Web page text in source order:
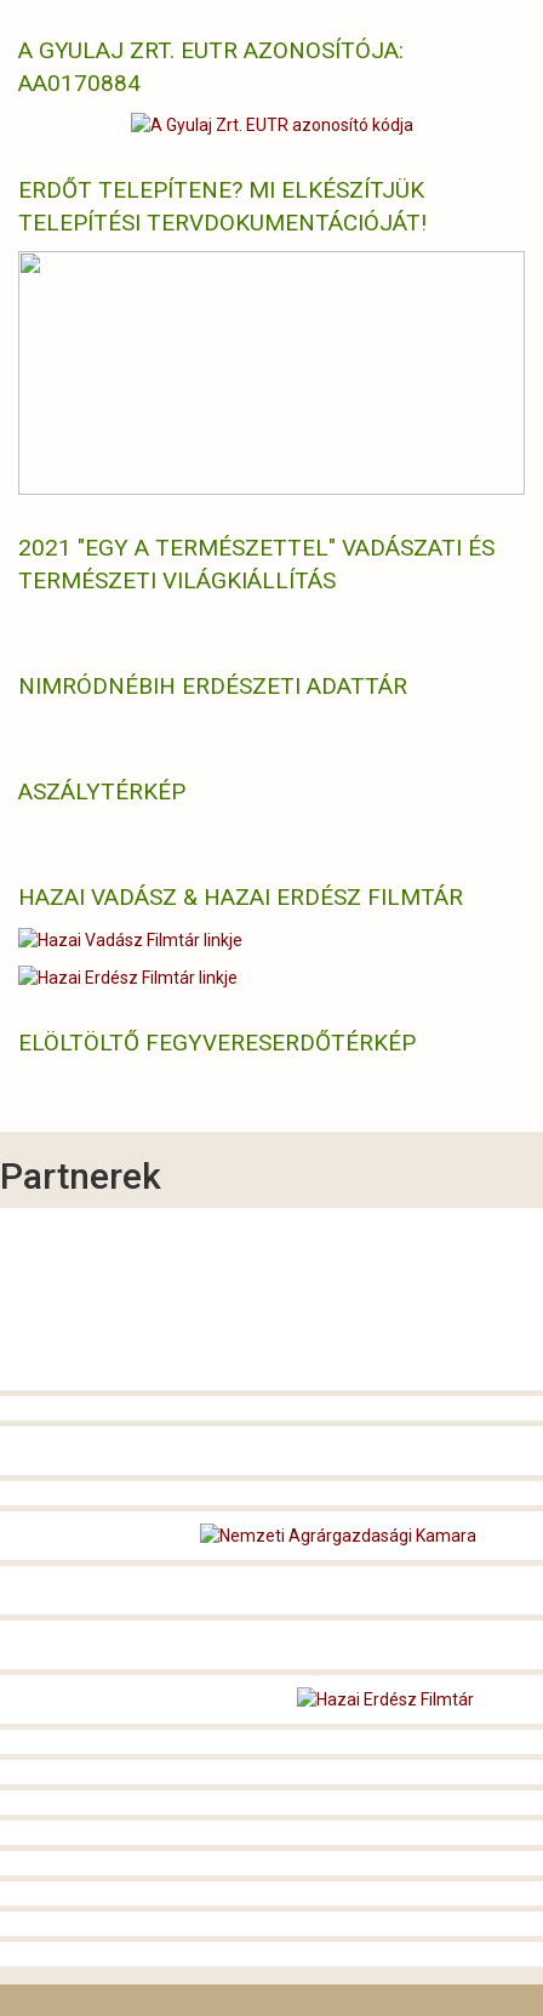
A GYULAJ ZRT. EUTR AZONOSÍTÓJA:
AA0170884
ERDŐT TELEPÍTENE? MI ELKÉSZÍTJÜK
TELEPÍTÉSI TERVDOKUMENTÁCIÓJÁT!
2021 "EGY A TERMÉSZETTEL" VADÁSZATI ÉS
TERMÉSZETI VILÁGKIÁLLÍTÁS
NIMRÓDNÉBIH ERDÉSZETI ADATTÁR
ASZÁLYTÉRKÉP
HAZAI VADÁSZ & HAZAI ERDÉSZ FILMTÁR
ELÖLTÖLTŐ FEGYVERESERDŐTÉRKÉP
Partnerek